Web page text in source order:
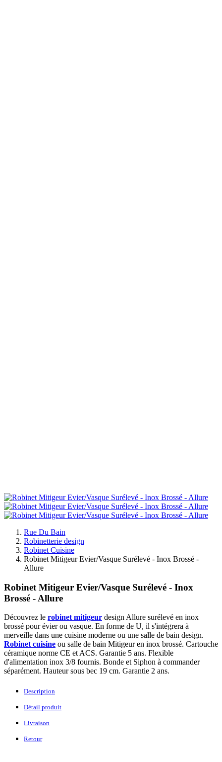
Rue Du Bain
Robinetterie design
Robinet Cuisine
Robinet Mitigeur Evier/Vasque Surélevé - Inox Brossé -
Allure
Robinet Mitigeur Evier/Vasque Surélevé - Inox
Brossé - Allure
Découvrez le robinet mitigeur design Allure surélevé en inox
brossé pour évier ou vasque. En forme de U, il s'intégrera à
merveille dans une cuisine moderne ou une salle de bain design.
Robinet cuisine ou salle de bain Mitigeur en inox brossé. Cartouche
céramique norme CE et ACS. Garantie 5 ans. Flexible
d'alimentation inox 3/8 fournis. Bonde et Siphon à commander
séparément. Hauteur sous bec 19 cm. Garantie 2 ans.
Description
Détail produit
Livraison
Retour